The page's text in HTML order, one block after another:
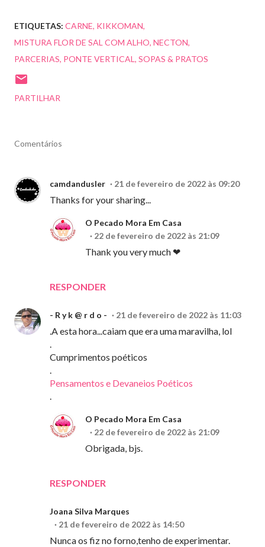
ETIQUETAS: CARNE KIKKOMAN
MISTURA FLOR DE SAL COM ALHO NECTON
PARCERIAS PONTE VERTICAL SOPAS & PRATOS
PARTILHAR
Comentários
camdandusler 21 de fevereiro de 2022 às 09:20
Thanks for your sharing...
RESPONDER
O Pecado Mora Em Casa
22 de fevereiro de 2022 às 21:09
Thank you very much ❤
- R y k @ r d o - 21 de fevereiro de 2022 às 11:03
.A esta hora...caiam que era uma maravilha, lol
.
Cumprimentos poéticos
.
Pensamentos e Devaneios Poéticos
.
RESPONDER
O Pecado Mora Em Casa
22 de fevereiro de 2022 às 21:09
Obrigada, bjs.
Joana Silva Marques
21 de fevereiro de 2022 às 14:50
Nunca os fiz no forno,tenho de experimentar.